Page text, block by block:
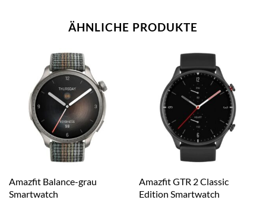
ÄHNLICHE PRODUKTE
Amazfit Balance-grau
Smartwatch
Amazfit GTR 2 Classic
Edition Smartwatch